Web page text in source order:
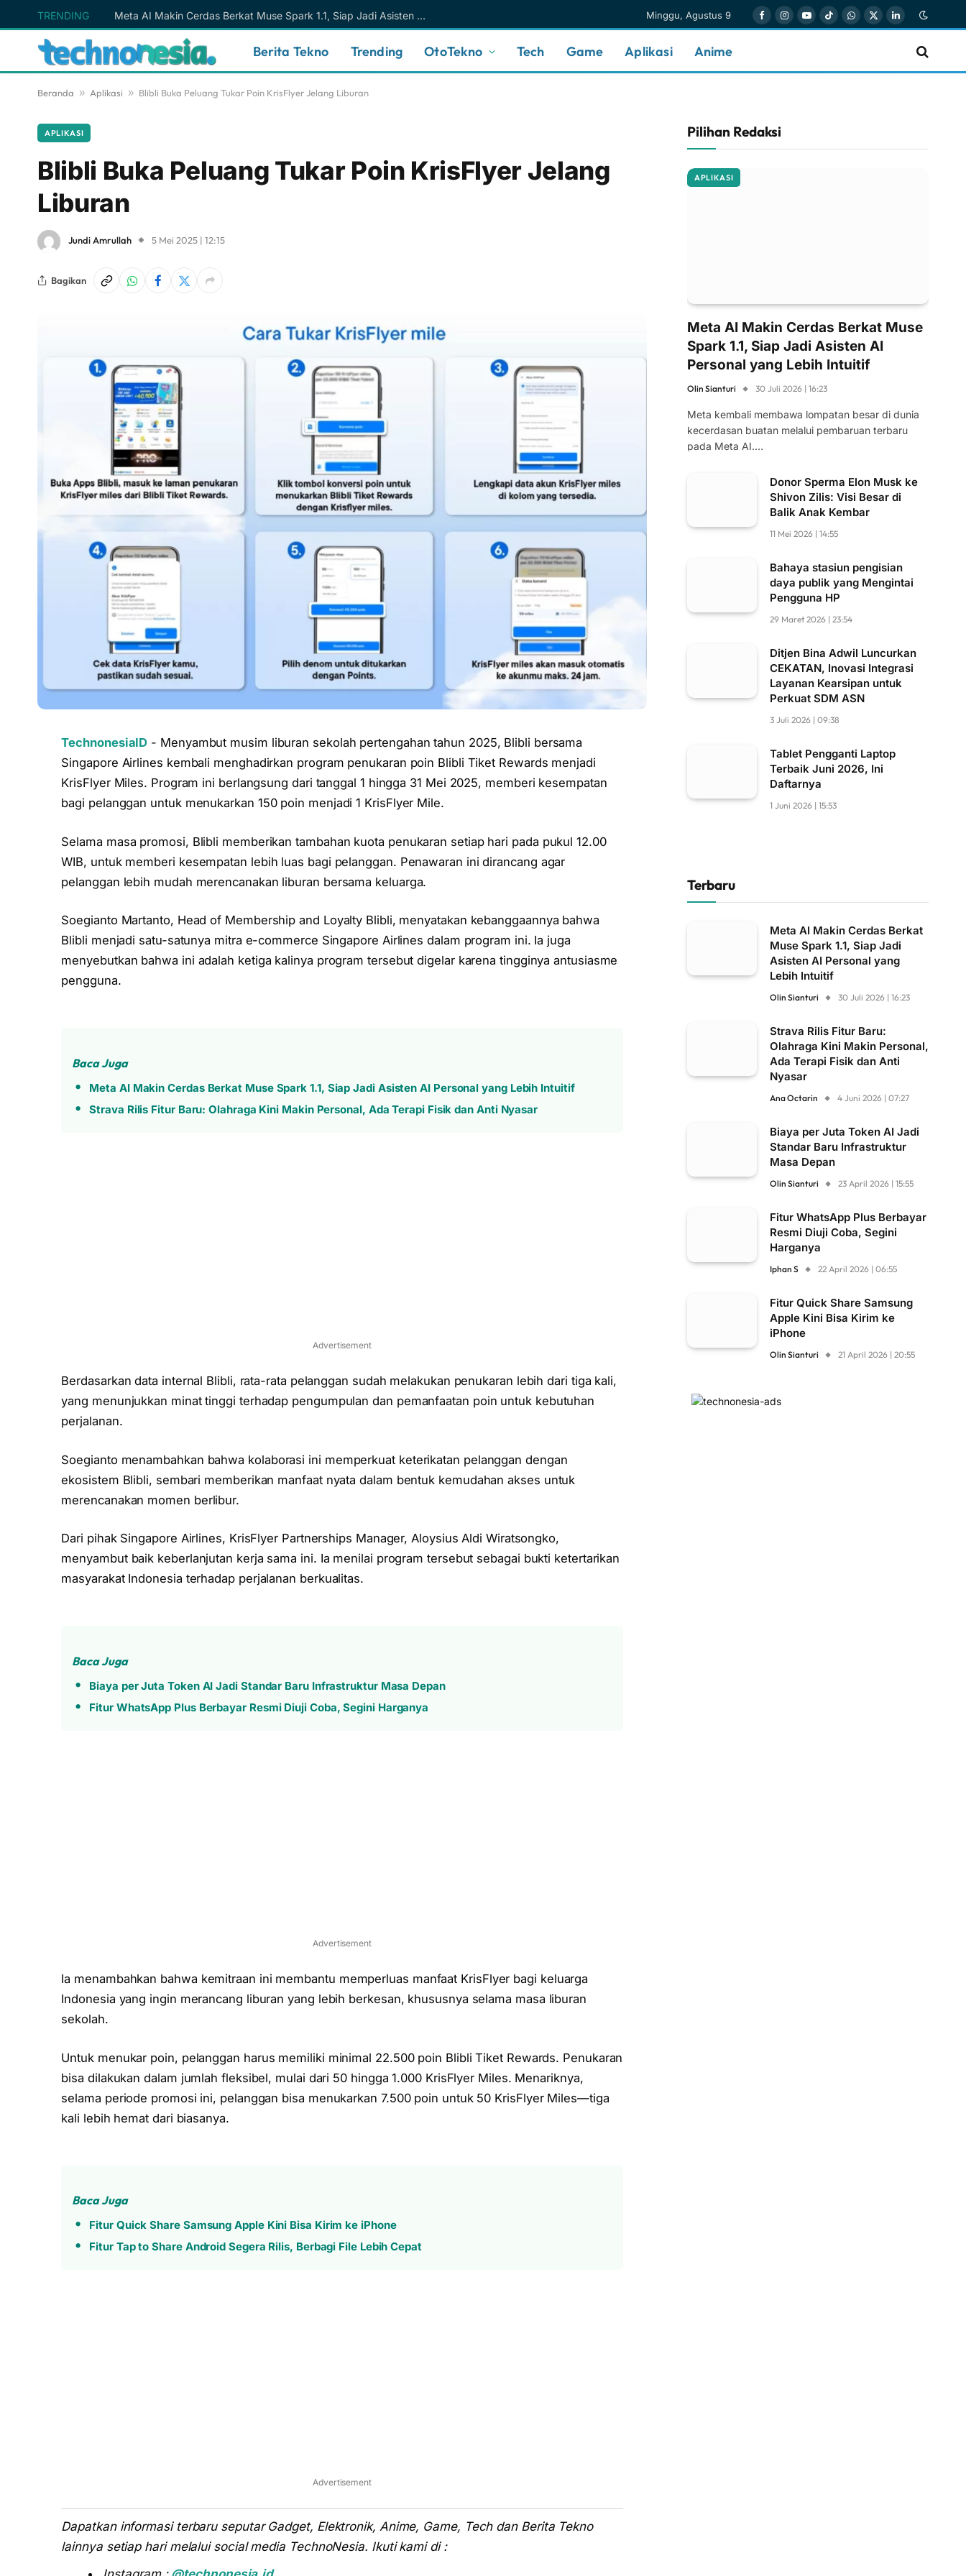
TRENDING Meta AI Makin Cerdas Berkat Muse Spark 1.1, Siap Jadi Asisten AI Personal yang Lebih Intuitif Minggu, Agustus 9
FacebookInstagram
YouTube
TikTokWhatsApp
X
LinkedIn
Berita Tekno Trending OtoTekno Tech Game Aplikasi Anime
Beranda » Aplikasi » Blibli Buka Peluang Tukar Poin KrisFlyer Jelang Liburan
APLIKASI
Blibli Buka Peluang Tukar Poin KrisFlyer Jelang
Liburan
Jundi Amrullah 5 Mei 2025 | 12:15
Bagikan
TechnonesiaID - Menyambut musim liburan sekolah pertengahan tahun 2025, Blibli bersama
Singapore Airlines kembali menghadirkan program penukaran poin Blibli Tiket Rewards menjadi
KrisFlyer Miles. Program ini berlangsung dari tanggal 1 hingga 31 Mei 2025, memberi kesempatan
bagi pelanggan untuk menukarkan 150 poin menjadi 1 KrisFlyer Mile.
Selama masa promosi, Blibli memberikan tambahan kuota penukaran setiap hari pada pukul 12.00
WIB, untuk memberi kesempatan lebih luas bagi pelanggan. Penawaran ini dirancang agar
pelanggan lebih mudah merencanakan liburan bersama keluarga.
Soegianto Martanto, Head of Membership and Loyalty Blibli, menyatakan kebanggaannya bahwa
Blibli menjadi satu-satunya mitra e-commerce Singapore Airlines dalam program ini. Ia juga
menyebutkan bahwa ini adalah ketiga kalinya program tersebut digelar karena tingginya antusiasme
pengguna.
Baca Juga
Meta AI Makin Cerdas Berkat Muse Spark 1.1, Siap Jadi Asisten AI Personal yang Lebih Intuitif
Strava Rilis Fitur Baru: Olahraga Kini Makin Personal, Ada Terapi Fisik dan Anti Nyasar
Advertisement
Berdasarkan data internal Blibli, rata-rata pelanggan sudah melakukan penukaran lebih dari tiga kali,
yang menunjukkan minat tinggi terhadap pengumpulan dan pemanfaatan poin untuk kebutuhan
perjalanan.
Soegianto menambahkan bahwa kolaborasi ini memperkuat keterikatan pelanggan dengan
ekosistem Blibli, sembari memberikan manfaat nyata dalam bentuk kemudahan akses untuk
merencanakan momen berlibur.
Dari pihak Singapore Airlines, KrisFlyer Partnerships Manager, Aloysius Aldi Wiratsongko,
menyambut baik keberlanjutan kerja sama ini. Ia menilai program tersebut sebagai bukti ketertarikan
masyarakat Indonesia terhadap perjalanan berkualitas.
Baca Juga
Biaya per Juta Token AI Jadi Standar Baru Infrastruktur Masa Depan
Fitur WhatsApp Plus Berbayar Resmi Diuji Coba, Segini Harganya
Advertisement
Ia menambahkan bahwa kemitraan ini membantu memperluas manfaat KrisFlyer bagi keluarga
Indonesia yang ingin merancang liburan yang lebih berkesan, khususnya selama masa liburan
sekolah.
Untuk menukar poin, pelanggan harus memiliki minimal 22.500 poin Blibli Tiket Rewards. Penukaran
bisa dilakukan dalam jumlah fleksibel, mulai dari 50 hingga 1.000 KrisFlyer Miles. Menariknya,
selama periode promosi ini, pelanggan bisa menukarkan 7.500 poin untuk 50 KrisFlyer Miles—tiga
kali lebih hemat dari biasanya.
Baca Juga
Fitur Quick Share Samsung Apple Kini Bisa Kirim ke iPhone
Fitur Tap to Share Android Segera Rilis, Berbagi File Lebih Cepat
Advertisement
Dapatkan informasi terbaru seputar Gadget, Elektronik, Anime, Game, Tech dan Berita Tekno
lainnya setiap hari melalui social media TechnoNesia. Ikuti kami di :
Pilihan Redaksi
APLIKASI
Meta AI Makin Cerdas Berkat Muse
Spark 1.1, Siap Jadi Asisten AI
Personal yang Lebih Intuitif
Olin Sianturi 30 Juli 2026 | 16:23
Meta kembali membawa lompatan besar di dunia
kecerdasan buatan melalui pembaruan terbaru
pada Meta AI.…
Donor Sperma Elon Musk ke
Shivon Zilis: Visi Besar di
Balik Anak Kembar
11 Mei 2026 | 14:55
Bahaya stasiun pengisian
daya publik yang Mengintai
Pengguna HP
29 Maret 2026 | 23:54
Ditjen Bina Adwil Luncurkan
CEKATAN, Inovasi Integrasi
Layanan Kearsipan untuk
Perkuat SDM ASN
3 Juli 2026 | 09:38
Tablet Pengganti Laptop
Terbaik Juni 2026, Ini
Daftarnya
1 Juni 2026 | 15:53
Terbaru
Meta AI Makin Cerdas Berkat
Muse Spark 1.1, Siap Jadi
Asisten AI Personal yang
Lebih Intuitif
Olin Sianturi 30 Juli 2026 | 16:23
Strava Rilis Fitur Baru:
Olahraga Kini Makin Personal,
Ada Terapi Fisik dan Anti
Nyasar
Ana Octarin 4 Juni 2026 | 07:27
Biaya per Juta Token AI Jadi
Standar Baru Infrastruktur
Masa Depan
Olin Sianturi 23 April 2026 | 15:55
Fitur WhatsApp Plus Berbayar
Resmi Diuji Coba, Segini
Harganya
Iphan S 22 April 2026 | 06:55
Fitur Quick Share Samsung
Apple Kini Bisa Kirim ke
iPhone
Olin Sianturi 21 April 2026 | 20:55